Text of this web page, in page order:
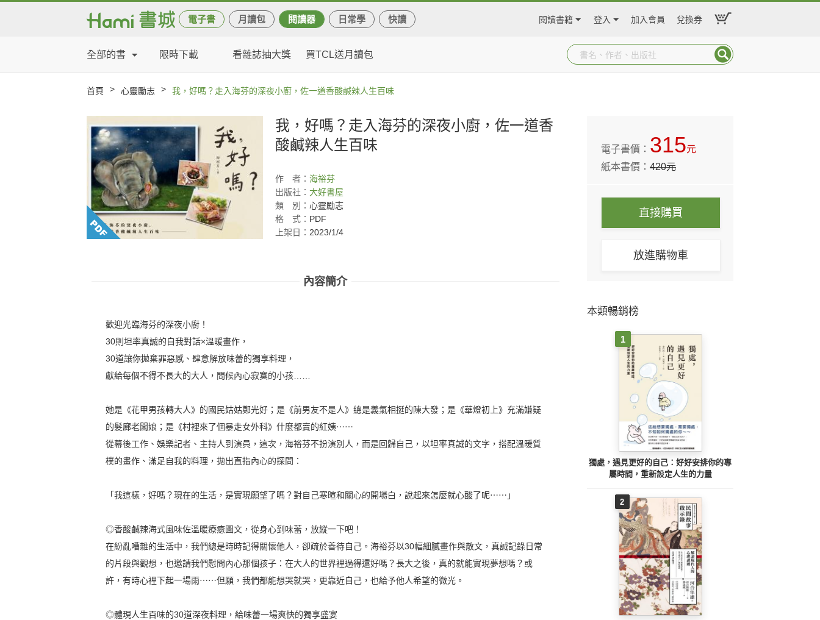
電子書 月讀包 閱讀器 日常學 快讀 閱讀書籍 登入 加入會員 兌換券
全部的書 限時下載 看雜誌抽大獎 買TCL送月讀包
首頁 > 心靈勵志 > 我，好嗎？走入海芬的深夜小廚，佐一道香酸鹹辣人生百味
我，好嗎？走入海芬的深夜小廚，佐一道香
酸鹹辣人生百味
作 者： 海裕芬
出版社： 大好書屋
類
別： 心靈勵志
格
式： PDF
上架日： 2023/1/4
內容簡介
歡迎光臨海芬的深夜小廚！
30則坦率真誠的自我對話×溫暖畫作，
30道讓你拋棄罪惡感、肆意解放味蕾的獨享料理，
獻給每個不得不長大的大人，問候內心寂寞的小孩……
她是《花甲男孩轉大人》的國民姑姑鄭光好；是《前男友不是人》總是義氣相挺的陳大發；是《華燈初上》充滿嫌疑
的髮廊老闆娘；是《村裡來了個暴走女外科》什麼都賣的紅姨⋯⋯
從幕後工作、娛樂記者、主持人到演員，這次，海裕芬不扮演別人，而是回歸自己，以坦率真誠的文字，搭配溫暖質
樸的畫作、滿足自我的料理，拋出直指內心的探問：
「我這樣，好嗎？現在的生活，是實現願望了嗎？對自己寒暄和關心的開場白，說起來怎麼就心酸了呢⋯⋯」
◎香酸鹹辣海式風味佐溫暖療癒圖文，從身心到味蕾，放縱一下吧！
在紛亂嘈雜的生活中，我們總是時時記得關懷他人，卻疏於善待自己。海裕芬以30幅細膩畫作與散文，真誠記錄日常
的片段與觀想，也邀請我們慰問內心那個孩子：在大人的世界裡過得還好嗎？長大之後，真的就能實現夢想嗎？或
許，有時心裡下起一場雨⋯⋯但願，我們都能想哭就哭，更靠近自己，也給予他人希望的微光。
◎體現人生百味的30道深夜料理，給味蕾一場爽快的獨享盛宴
電子書價： 315元
紙本書價：420元
直接購買
放進購物車
本類暢銷榜
1
獨處，遇見更好的自己：好好安排你的專
屬時間，重新設定人生的力量
2